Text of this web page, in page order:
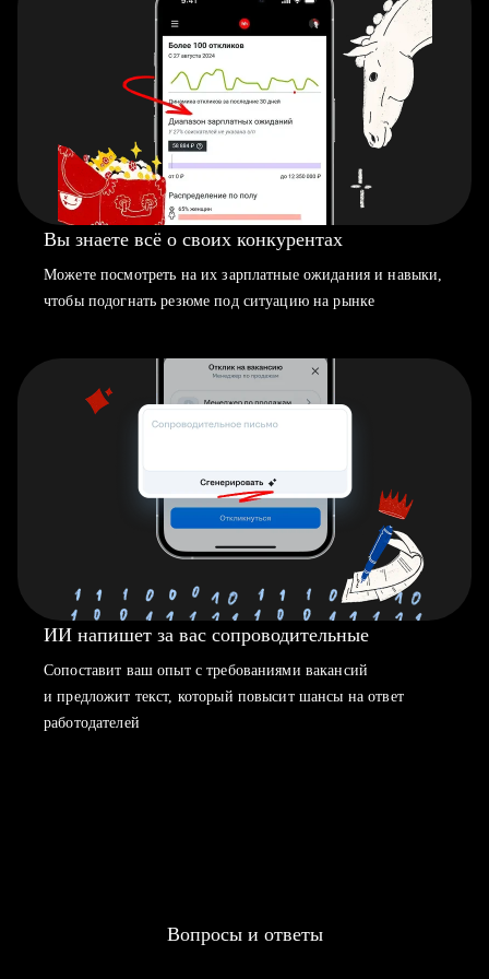
Вы знаете всё о своих конкурентах
Можете посмотреть на их зарплатные ожидания и навыки,
чтобы подогнать резюме под ситуацию на рынке
ИИ напишет за вас сопроводительные
Сопоставит ваш опыт с требованиями вакансий
и предложит текст, который повысит шансы на ответ
работодателей
Вопросы и ответы